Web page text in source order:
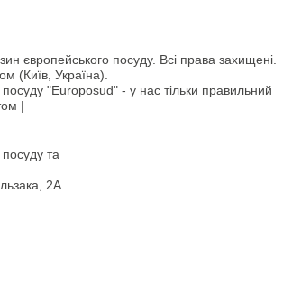
європейського посуду. Всі права захищені.
(Київ, Україна).
посуду "Europosud" - у нас тільки правильний
|
та
2А